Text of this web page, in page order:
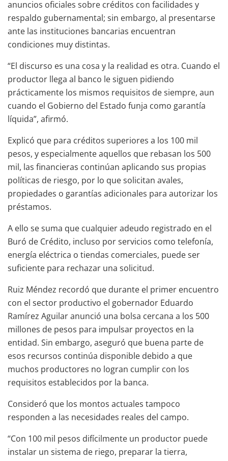
anuncios oficiales sobre créditos con facilidades y
respaldo gubernamental; sin embargo, al presentarse
ante las instituciones bancarias encuentran
condiciones muy distintas.
“El discurso es una cosa y la realidad es otra. Cuando el
productor llega al banco le siguen pidiendo
prácticamente los mismos requisitos de siempre, aun
cuando el Gobierno del Estado funja como garantía
líquida”, afirmó.
Explicó que para créditos superiores a los 100 mil
pesos, y especialmente aquellos que rebasan los 500
mil, las financieras continúan aplicando sus propias
políticas de riesgo, por lo que solicitan avales,
propiedades o garantías adicionales para autorizar los
préstamos.
A ello se suma que cualquier adeudo registrado en el
Buró de Crédito, incluso por servicios como telefonía,
energía eléctrica o tiendas comerciales, puede ser
suficiente para rechazar una solicitud.
Ruiz Méndez recordó que durante el primer encuentro
con el sector productivo el gobernador Eduardo
Ramírez Aguilar anunció una bolsa cercana a los 500
millones de pesos para impulsar proyectos en la
entidad. Sin embargo, aseguró que buena parte de
esos recursos continúa disponible debido a que
muchos productores no logran cumplir con los
requisitos establecidos por la banca.
Consideró que los montos actuales tampoco
responden a las necesidades reales del campo.
“Con 100 mil pesos difícilmente un productor puede
instalar un sistema de riego, preparar la tierra,